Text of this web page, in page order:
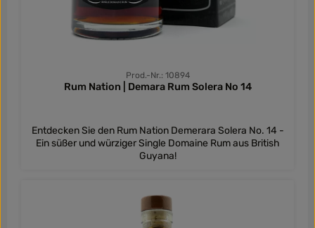
Prod.-Nr.: 10894
Rum Nation | Demara Rum Solera No 14
Entdecken Sie den Rum Nation Demerara Solera No. 14 -
Ein süßer und würziger Single Domaine Rum aus British
Guyana!